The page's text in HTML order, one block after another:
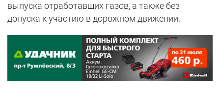
выпуска отработавших газов, а также без
допуска к участию в дорожном движении.